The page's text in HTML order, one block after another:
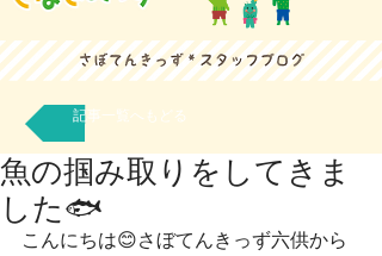
記事一覧へもどる
魚の掴み取りをしてきま
した🐟
こんにちは😊さぼてんきっず六供から